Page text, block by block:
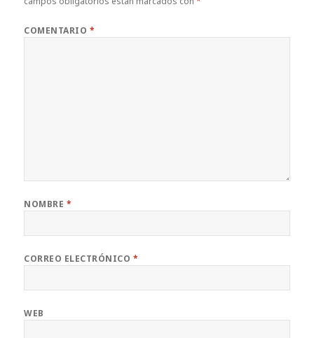
COMENTARIO *
NOMBRE *
CORREO ELECTRÓNICO *
WEB